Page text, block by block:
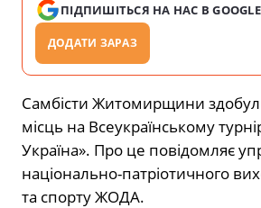
ПІДПИШІТЬСЯ НА НАС В GOOGLE
ДОДАТИ ЗАРАЗ
Самбісти Житомирщини
місць на Всеукраїнському
Україна». Про це повідомляє
національно-патріотичного
та спорту ЖОДА.